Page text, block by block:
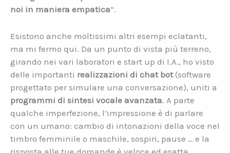
noi in maniera empatica”.
Esistono anche moltissimi altri esempi eclatanti,
ma mi fermo qui. Da un punto di vista più terreno,
girando nei vari laboratori e start up di I.A., ho visto
delle importanti realizzazioni di chat bot(software
progettato per simulare una conversazione), uniti a
programmi di sintesi vocale avanzata. A parte
qualche imperfezione, l’impressione è di parlare
con un umano: cambio di intonazioni della voce nel
timbro femminile o maschile, sospiri, pause … e la